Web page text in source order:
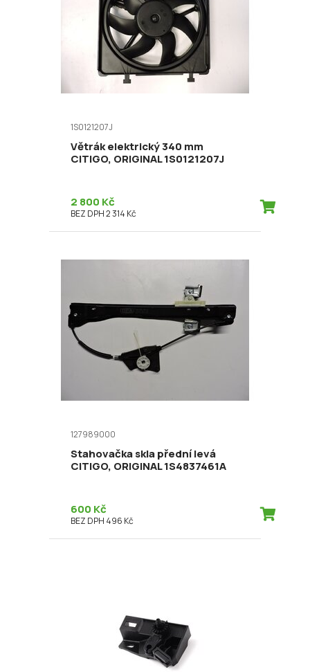
1S0121207J
Větrák elektrický 340 mm
CITIGO, ORIGINAL 1S0121207J
2 800 Kč
BEZ DPH 2 314 Kč
127989000
Stahovačka skla přední levá
CITIGO, ORIGINAL 1S4837461A
600 Kč
BEZ DPH 496 Kč